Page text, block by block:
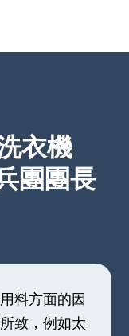
衣機
團團長
料方面的因
致，例如太